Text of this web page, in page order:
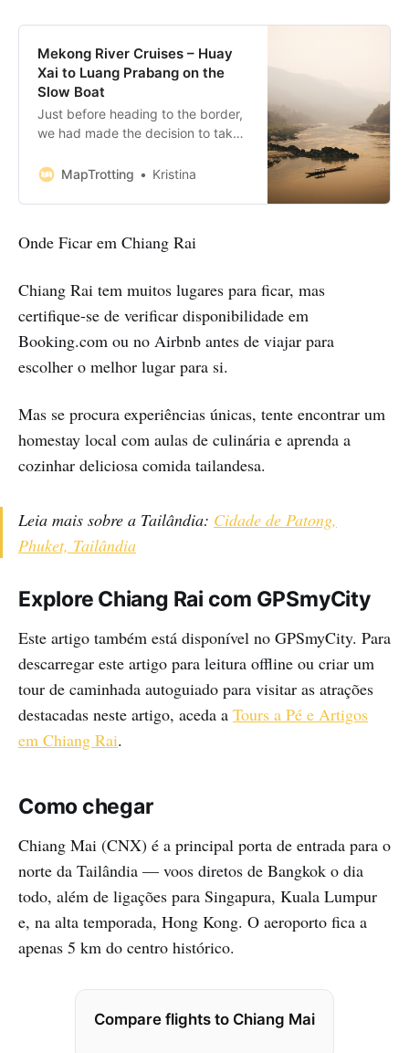
Mekong River Cruises – Huay
Xai to Luang Prabang on the
Slow Boat
Just before heading to the border,
we had made the decision to take
boat’ from northern Laos,
Prabang. After a successful border
previous day and a good night’s
MapTrotting Kristina
Onde Ficar em Chiang Rai
Chiang Rai tem muitos lugares para ficar, mas
certifique-se de verificar disponibilidade em
Booking.com ou no Airbnb antes de viajar para
escolher o melhor lugar para si.
Mas se procura experiências únicas, tente encontrar um
homestay local com aulas de culinária e aprenda a
cozinhar deliciosa comida tailandesa.
Leia mais sobre a Tailândia: Cidade de Patong,
Phuket, Tailândia
Explore Chiang Rai com GPSmyCity
Este artigo também está disponível no GPSmyCity. Para
descarregar este artigo para leitura offline ou criar um
tour de caminhada autoguiado para visitar as atrações
destacadas neste artigo, aceda a Tours a Pé e Artigos
em Chiang Rai.
Como chegar
Chiang Mai (CNX) é a principal porta de entrada para o
norte da Tailândia — voos diretos de Bangkok o dia
todo, além de ligações para Singapura, Kuala Lumpur
e, na alta temporada, Hong Kong. O aeroporto fica a
apenas 5 km do centro histórico.
Compare flights to Chiang Mai